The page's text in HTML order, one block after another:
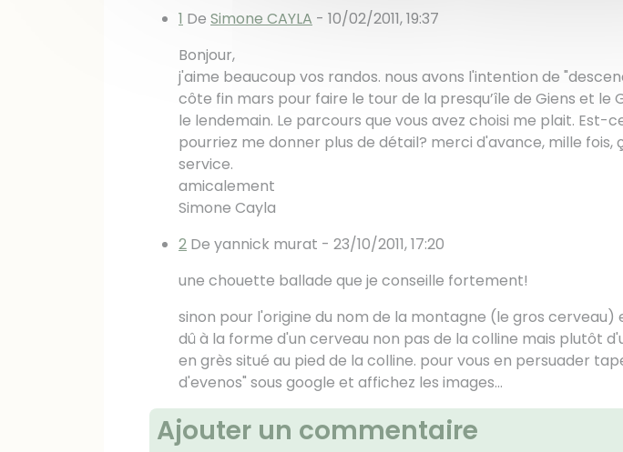
1 De Simone CAYLA - 10/02/2011, 19:37
Bonjour,
j'aime beaucoup vos randos. nous avons l'intention de
côte fin mars pour faire le tour de la presqu’île de Giens et le
le lendemain. Le parcours que vous avez choisi me plait. Est-
pourriez me donner plus de détail? merci d'avance, mille fois,
service.
amicalement
Simone Cayla
2 De yannick murat - 23/10/2011, 17:20
une chouette ballade que je conseille fortement!
sinon pour l'origine du nom de la montagne (le gros cerveau)
dû à la forme d'un cerveau non pas de la colline mais plutôt
en grès situé au pied de la colline. pour vous en persuader
d'evenos" sous google et affichez les images...
Ajouter un commentaire